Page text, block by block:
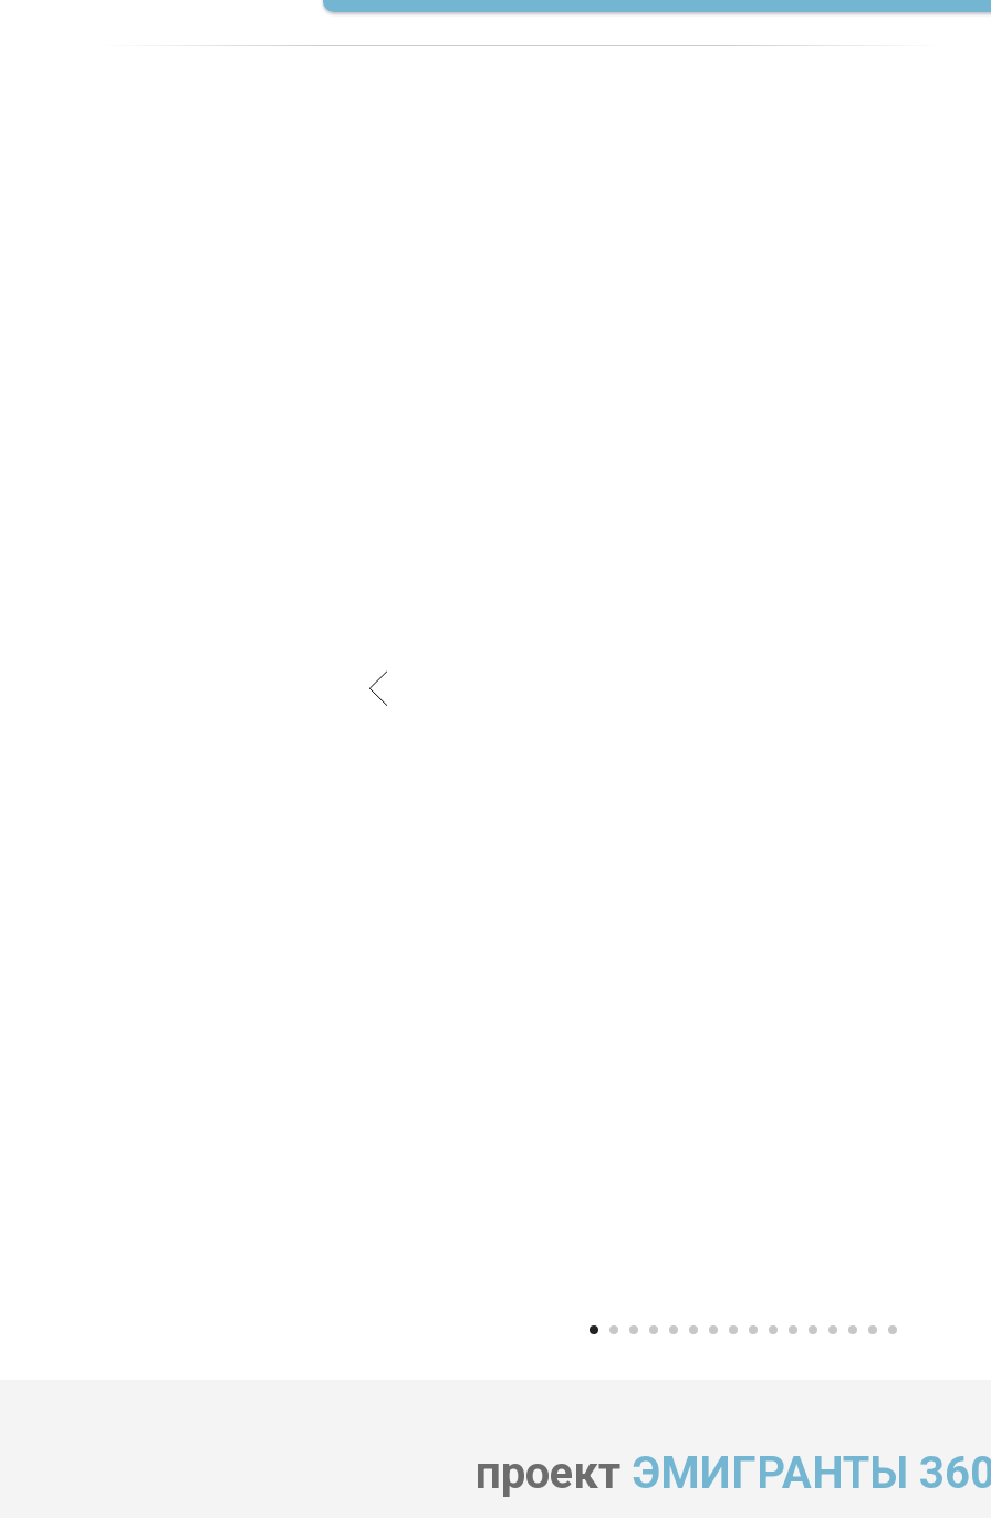
проект ЭМИГРАНТЫ